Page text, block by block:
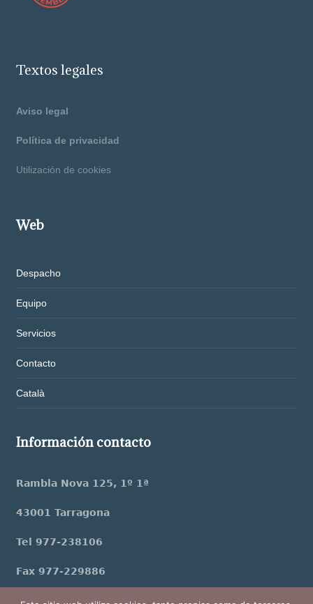
Textos legales
Aviso legal
Política de privacidad
Utilización de cookies
Web
Despacho
Equipo
Servicios
Contacto
Català
Información contacto
Rambla Nova 125, 1º 1ª
43001 Tarragona
Tel 977-238106
Fax 977-229886
jfarre@procuradoriafarre.com